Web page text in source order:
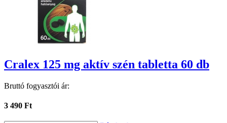
Cralex 125 mg aktív szén tabletta 60 db
Bruttó fogyasztói ár:
3 490 Ft